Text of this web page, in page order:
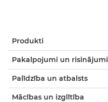
Produkti
Pakalpojumi un risinājumi
Palīdzība un atbalsts
Mācības un izglītība